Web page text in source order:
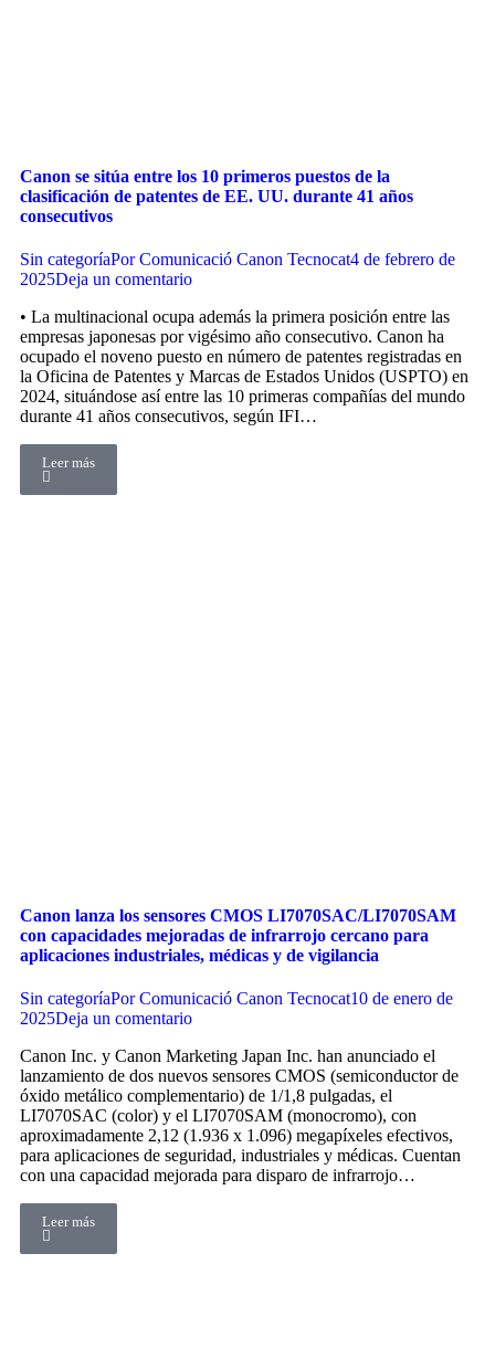
Canon se sitúa entre los 10 primeros puestos de la
clasificación de patentes de EE. UU. durante 41 años
consecutivos
Sin categoríaPorComunicació Canon Tecnocat4 de febrero de
2025Deja un comentario
• La multinacional ocupa además la primera posición entre las
empresas japonesas por vigésimo año consecutivo. Canon ha
ocupado el noveno puesto en número de patentes registradas en
la Oficina de Patentes y Marcas de Estados Unidos (USPTO) en
2024, situándose así entre las 10 primeras compañías del mundo
durante 41 años consecutivos, según IFI…
Leer más
Canon lanza los sensores CMOS LI7070SAC/LI7070SAM
con capacidades mejoradas de infrarrojo cercano para
aplicaciones industriales, médicas y de vigilancia
Sin categoríaPorComunicació Canon Tecnocat10 de enero de
2025Deja un comentario
Canon Inc. y Canon Marketing Japan Inc. han anunciado el
lanzamiento de dos nuevos sensores CMOS (semiconductor de
óxido metálico complementario) de 1/1,8 pulgadas, el
LI7070SAC (color) y el LI7070SAM (monocromo), con
aproximadamente 2,12 (1.936 x 1.096) megapíxeles efectivos,
para aplicaciones de seguridad, industriales y médicas. Cuentan
con una capacidad mejorada para disparo de infrarrojo…
Leer más